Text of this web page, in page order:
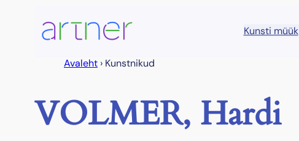
Kunsti müük
Avaleht › Kunstnikud
VOLMER, Hardi